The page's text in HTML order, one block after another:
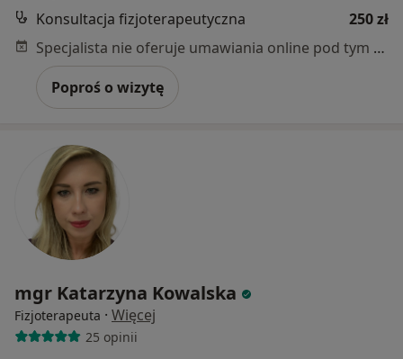
Konsultacja fizjoterapeutyczna
250 zł
Specjalista nie oferuje umawiania online pod tym adresem.
Poproś o wizytę
mgr Katarzyna Kowalska
Fizjoterapeuta · Więcej
25 opinii